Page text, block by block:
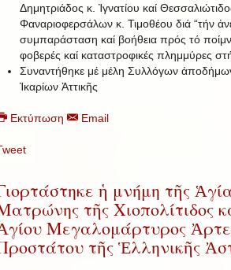
Δημητριάδος κ. Ἰγνατίου καί
Φαναριοφερσάλων κ. Τιμοθέου διά “τήν
συμπαράσταση καί βοήθεια πρός τό
φοβερές καί καταστροφικές πλημμύρες
Συναντήθηκε μέ μέλη Συλλόγων
Ἰκαρίων Ἀττικῆς
Εκτύπωση Email
ἡ μνήμη τῆς
τῆς Χιοπολίτιδος
Μεγαλομάρτυρος
τῆς Ἑλληνικῆς